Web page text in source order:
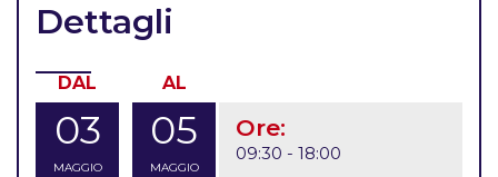
Dettagli
DAL
03
MAGGIO
AL
05
MAGGIO
Ore:
09:30 - 18:00